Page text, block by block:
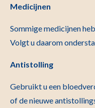
Medicijnen
Sommige medicijnen
Volgt u daarom
Antistolling
Gebruikt u een
of de nieuwe